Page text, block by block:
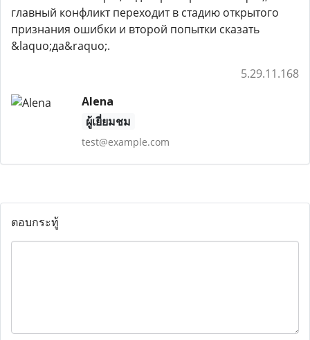
главный конфликт переходит в стадию открытого
признания ошибки и второй попытки сказать
&laquo;да&raquo;.
5.29.11.168
Alena
ผู้เยี่ยมชม
test@example.com
ตอบกระทู้